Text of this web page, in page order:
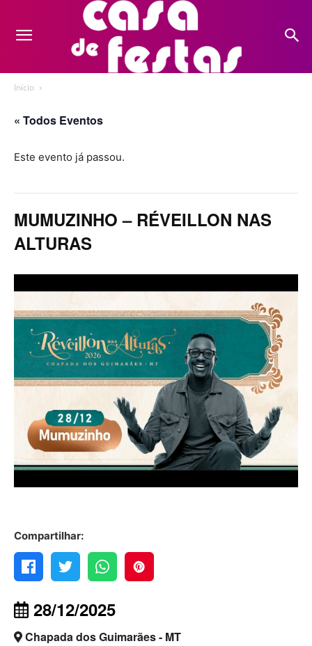
Início
« Todos Eventos
Este evento já passou.
MUMUZINHO – RÉVEILLON NAS
ALTURAS
Compartilhar:
28/12/2025
Chapada dos Guimarães - MT